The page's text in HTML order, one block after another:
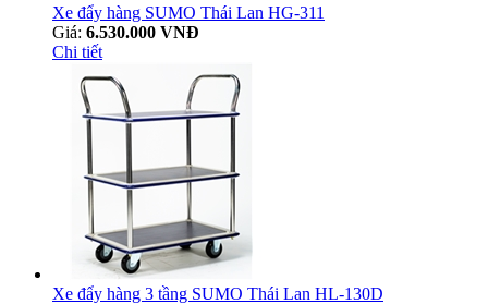
Xe đẩy hàng SUMO Thái Lan HG-311
Giá: 6.530.000 VNĐ
Chi tiết
Xe đẩy hàng 3 tầng SUMO Thái Lan HL-130D